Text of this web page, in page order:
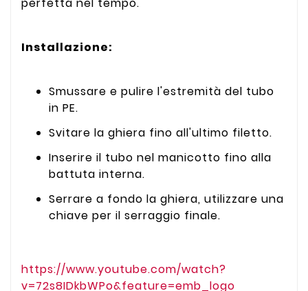
perfetta nel tempo.
Installazione:
Smussare e pulire l'estremità del tubo
in PE.
Svitare la ghiera fino all'ultimo filetto.
Inserire il tubo nel manicotto fino alla
battuta interna.
Serrare a fondo la ghiera, utilizzare una
chiave per il serraggio finale.
https://www.youtube.com/watch?
v=72s8IDkbWPo&feature=emb_logo